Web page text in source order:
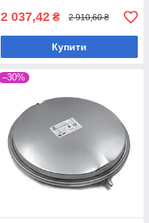
2 037,42 ₴ 2 910,60 ₴
Купити
–30%